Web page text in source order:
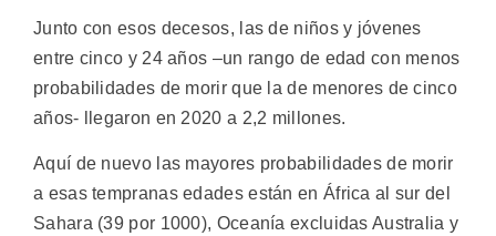
Junto con esos decesos, las de niños y jóvenes
entre cinco y 24 años –un rango de edad con menos
probabilidades de morir que la de menores de cinco
años- llegaron en 2020 a 2,2 millones.
Aquí de nuevo las mayores probabilidades de morir
a esas tempranas edades están en África al sur del
Sahara (39 por 1000), Oceanía excluidas Australia y